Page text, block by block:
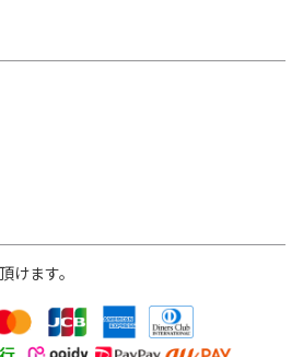
けます。